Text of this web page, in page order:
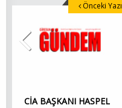
CİA BAŞKANI HASPEL
Önceki Yazı